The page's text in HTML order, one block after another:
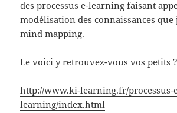
des processus e-learning faisant
modélisation des connaissances que
mind mapping.
Le voici y retrouvez-vous vos petits
http://www.ki-learning.fr/processus-
learning/index.html